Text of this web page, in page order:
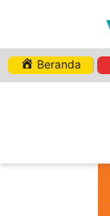
Beranda